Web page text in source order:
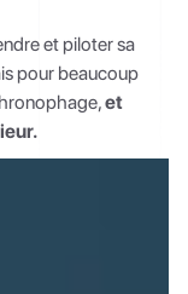
et piloter sa
pour beaucoup
et